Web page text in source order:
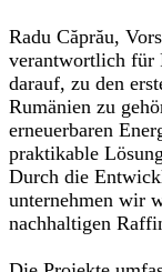
Radu Căprău,
verantwortlich für
darauf, zu den
Rumänien zu
erneuerbaren
praktikable
Durch die
unternehmen wir
nachhaltigen